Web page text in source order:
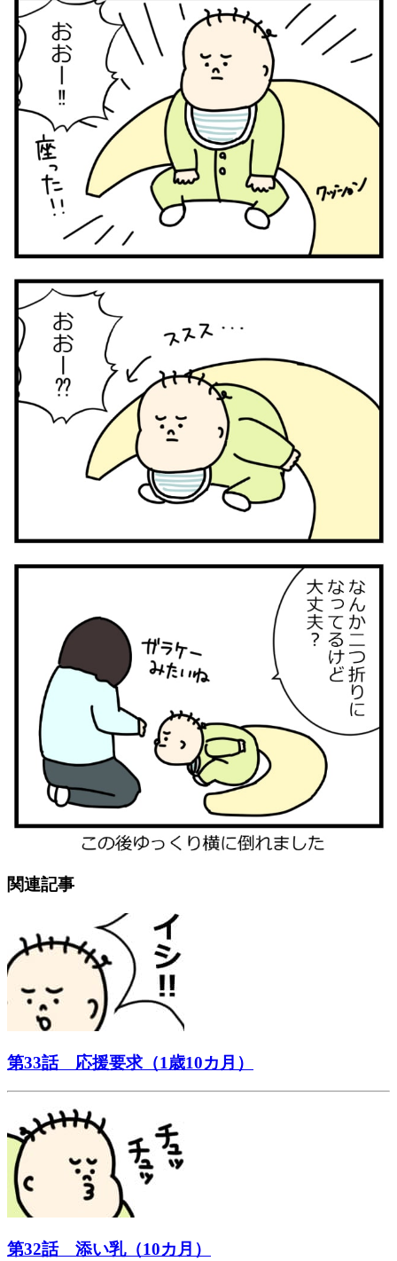
関連記事
第33話 応援要求（1歳10カ月）
第32話 添い乳（10カ月）